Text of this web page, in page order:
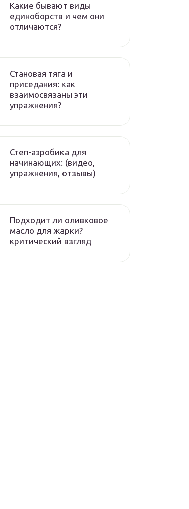
Какие бывают виды
единоборств и чем они
отличаются?
Становая тяга и
приседания: как
взаимосвязаны эти
упражнения?
Степ-аэробика для
начинающих: (видео,
упражнения, отзывы)
Подходит ли оливковое
масло для жарки?
критический взгляд